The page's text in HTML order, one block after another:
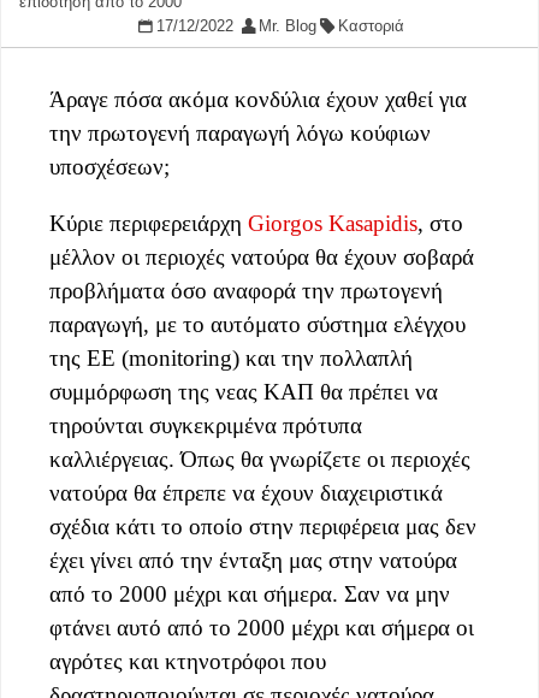
17/12/2022
Mr. Blog Καστοριά
Άραγε πόσα ακόμα κονδύλια έχουν χαθεί για
την πρωτογενή παραγωγή λόγω κούφιων
υποσχέσεων;
Κύριε περιφερειάρχη Giorgos Kasapidis, στο
μέλλον οι περιοχές νατούρα θα έχουν σοβαρά
προβλήματα όσο αναφορά την πρωτογενή
παραγωγή, με το αυτόματο σύστημα ελέγχου
της ΕΕ (monitoring) και την πολλαπλή
συμμόρφωση της νεας ΚΑΠ θα πρέπει να
τηρούνται συγκεκριμένα πρότυπα
καλλιέργειας. Όπως θα γνωρίζετε οι περιοχές
νατούρα θα έπρεπε να έχουν διαχειριστικά
σχέδια κάτι το οποίο στην περιφέρεια μας δεν
έχει γίνει από την ένταξη μας στην νατούρα
από το 2000 μέχρι και σήμερα. Σαν να μην
φτάνει αυτό από το 2000 μέχρι και σήμερα οι
αγρότες και κτηνοτρόφοι που